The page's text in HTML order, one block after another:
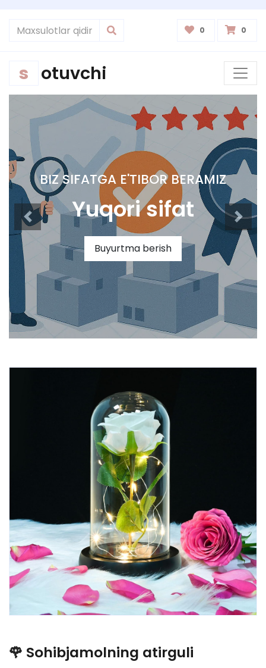
0 0
s otuvchi
BIZ SIFATGA E'TIBOR BERAMIZ
Yuqori sifat
Buyurtma berish
🌹 Sohibjamolning atirguli